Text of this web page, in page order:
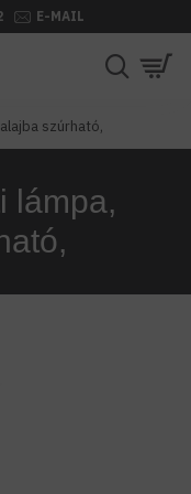
E-MAIL
szúrható,
lámpa,